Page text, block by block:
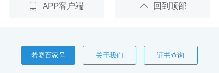
APP客户端 回到顶部
希赛百家号 关于我们 证书查询